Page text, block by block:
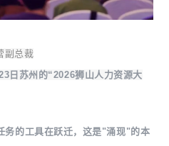
副总裁
日苏州的“2026狮山人力资源大
务的工具在跃迁，这是"涌现"的本